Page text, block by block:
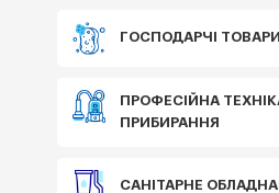
ГОСПОДАРЧІ ТОВАРИ
ПРОФЕСІЙНА
ПРИБИРАННЯ
САНІТАРНЕ